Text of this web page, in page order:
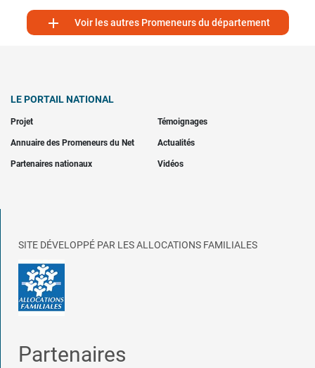
 Voir les autres Promeneurs du département
LE PORTAIL NATIONAL
Projet Témoignages
Annuaire des Promeneurs du Net Actualités
Partenaires nationaux Vidéos
SITE DÉVELOPPÉ PAR LES ALLOCATIONS FAMILIALES
Partenaires